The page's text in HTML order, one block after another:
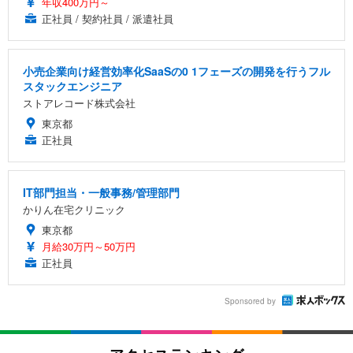
正社員 / 契約社員 / 派遣社員
小売企業向け経営効率化SaaSの0 1フェーズの開発を行うフル
スタックエンジニア
ストアレコード株式会社
東京都
正社員
IT部門担当・一般事務/管理部門
かりん在宅クリニック
東京都
月給30万円～50万円
正社員
Sponsored by